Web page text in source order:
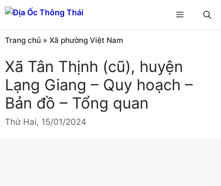
Chuyển
đến
nội
dung
Menu
Trang chủ » Xã phường Việt Nam
Xã Tân Thịnh (cũ), huyện
Lạng Giang – Quy hoạch –
Bản đồ – Tổng quan
Thứ Hai, 15/01/2024